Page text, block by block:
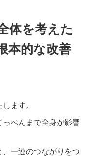
体を考えた
本的な改善
ます。
っぺんまで全身が影響
、一連のつながりをつ